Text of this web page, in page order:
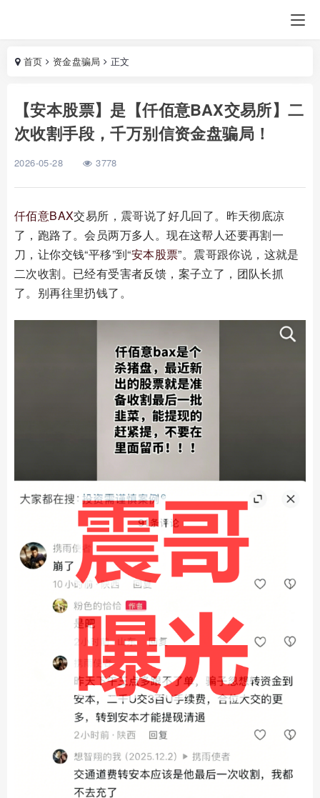
首页 资金盘骗局 正文
【安本股票】是【仟佰意BAX交易所】二
次收割手段，千万别信资金盘骗局！
2026-05-28 3778
仟佰意BAX交易所，震哥说了好几回了。昨天彻底凉
了，跑路了。会员两万多人。现在这帮人还要再割一
刀，让你交钱“平移”到“安本股票”。震哥跟你说，这就是
二次收割。已经有受害者反馈，案子立了，团队长抓
了。别再往里扔钱了。